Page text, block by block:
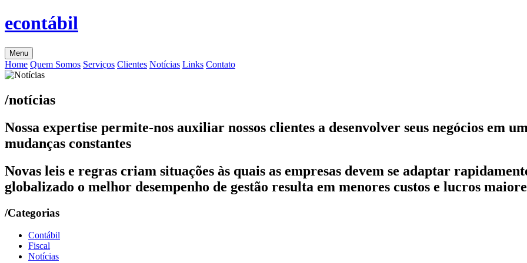
econtábil
Menu
Home Quem Somos Serviços Clientes Notícias Links Contato
/notícias
Nossa expertise permite-nos auxiliar nossos clientes a desenvolver seus negócios em
mudanças constantes
Novas leis e regras criam situações às quais as empresas devem se adaptar
globalizado o melhor desempenho de gestão resulta em menores custos e lucros
/Categorias
Contábil
Fiscal
Notícias